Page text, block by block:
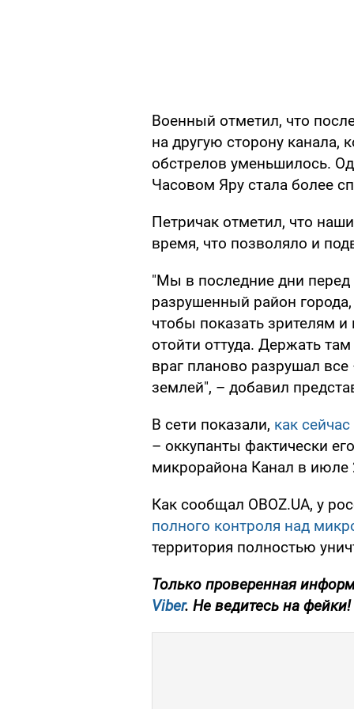
Военный отметил, что
на другую сторону канала,
обстрелов уменьшилось.
Часовом Яру стала более
Петричак отметил, что
время, что позволяло и
"Мы в последние дни
разрушенный район
чтобы показать зрителям
отойти оттуда. Держать
враг планово разрушал
землей", – добавил
В сети показали, как
– оккупанты фактически
микрорайона Канал в июле
Как сообщал OBOZ.UA, у
полного контроля над
территория полностью
Только проверенная
Viber. Не ведитесь на фейки!